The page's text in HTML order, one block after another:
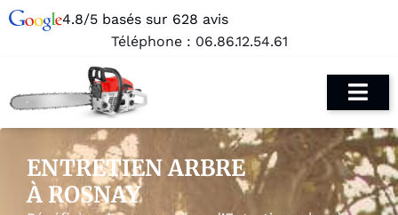
4.8/5 basés sur 628 avis
Téléphone : 06.86.12.54.61
ENTRETIEN ARBRE
À ROSNAY